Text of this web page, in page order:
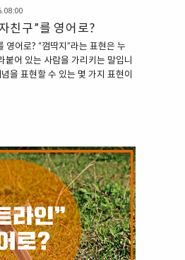
08:00
친구”를 영어로?
영어로? “껌딱지”라는 표현은 누
붙어 있는 사람을 가리키는 말입니
을 표현할 수 있는 몇 가지 표현이
glued to his phone.” (그는 항
Onto… “Latch onto”는 다른 사
는 상황을 ..